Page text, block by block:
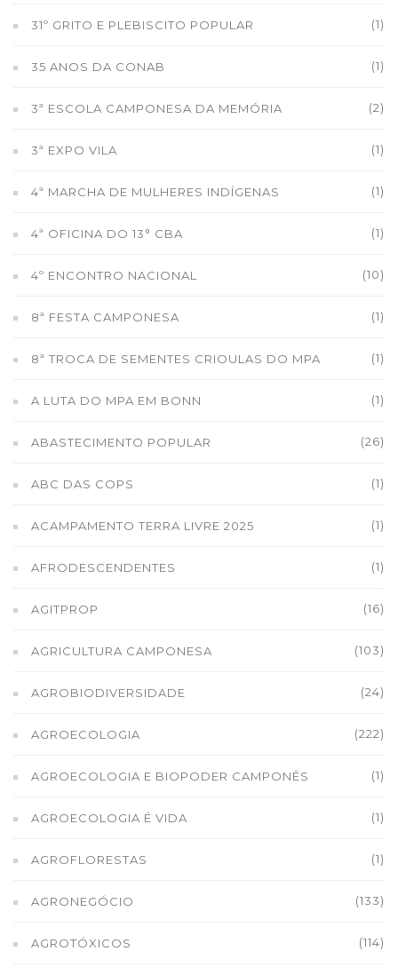
31º GRITO E PLEBISCITO POPULAR (1)
35 ANOS DA CONAB (1)
3ª ESCOLA CAMPONESA DA MEMÓRIA (2)
3ª EXPO VILA (1)
4ª MARCHA DE MULHERES INDÍGENAS (1)
4ª OFICINA DO 13° CBA (1)
4º ENCONTRO NACIONAL (10)
8ª FESTA CAMPONESA (1)
8ª TROCA DE SEMENTES CRIOULAS DO MPA (1)
A LUTA DO MPA EM BONN (1)
ABASTECIMENTO POPULAR (26)
ABC DAS COPS (1)
ACAMPAMENTO TERRA LIVRE 2025 (1)
AFRODESCENDENTES (1)
AGITPROP (16)
AGRICULTURA CAMPONESA (103)
AGROBIODIVERSIDADE (24)
AGROECOLOGIA (222)
AGROECOLOGIA E BIOPODER CAMPONÊS (1)
AGROECOLOGIA É VIDA (1)
AGROFLORESTAS (1)
AGRONEGÓCIO (133)
AGROTÓXICOS (114)